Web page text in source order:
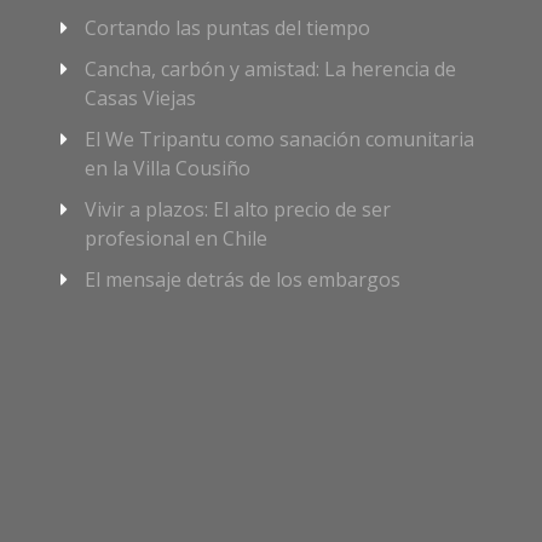
Cortando las puntas del tiempo
Cancha, carbón y amistad: La herencia de
Casas Viejas
El We Tripantu como sanación comunitaria
en la Villa Cousiño
Vivir a plazos: El alto precio de ser
profesional en Chile
El mensaje detrás de los embargos